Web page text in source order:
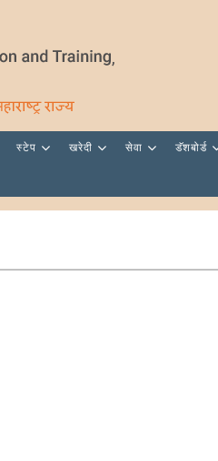
स्टेप खरेदी सेवा डॅशबोर्ड